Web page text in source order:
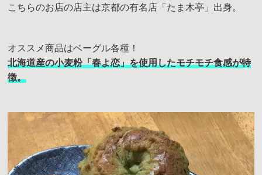
こちらのお店の店主は京都の有名店「たま木亭」出身。
オススメ商品はベーグル各種！
北海道産の小麦粉「春よ恋」を使用したモチモチ食感が特
徴。